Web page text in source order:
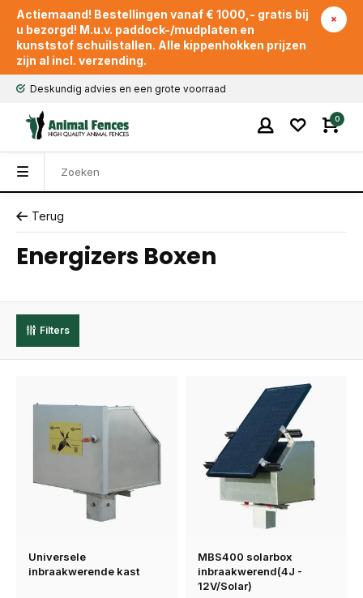
Actiemaand! Bestellingen vanaf € 1000,- gratis bij
u bezorgd! M.u.v. paddock-/mudplaten en
kunststof schuilstallen. Alle kippenhokken prijzen
zijn al incl. verzending.
Deskundig advies en een grote voorraad
0
Terug
Energizers Boxen
Filters
Universele
inbraakwerende kast
MBS400 solarbox
inbraakwerend(4J -
12V/Solar)